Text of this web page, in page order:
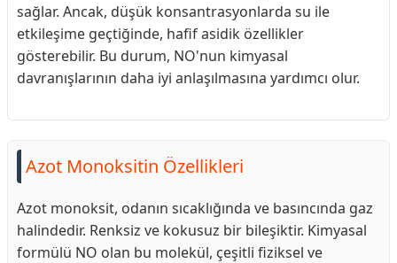
sağlar. Ancak, düşük konsantrasyonlarda su ile
etkileşime geçtiğinde, hafif asidik özellikler
gösterebilir. Bu durum, NO'nun kimyasal
davranışlarının daha iyi anlaşılmasına yardımcı olur.
Azot Monoksitin Özellikleri
Azot monoksit, odanın sıcaklığında ve basıncında gaz
halindedir. Renksiz ve kokusuz bir bileşiktir. Kimyasal
formülü NO olan bu molekül, çeşitli fiziksel ve